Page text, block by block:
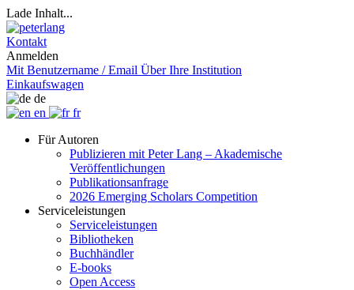
Lade Inhalt...
Kontakt
Anmelden
Mit Benutzername / Email Über Ihre Institution
Einkaufswagen
de
en
fr
Für Autoren
Publizieren mit Peter Lang – Akademische
Veröffentlichungen
Publikationsanfrage
2026 Emerging Scholars Competition
Serviceleistungen
Serviceleistungen
Bibliotheken
Buchhändler
E-books
Open Access